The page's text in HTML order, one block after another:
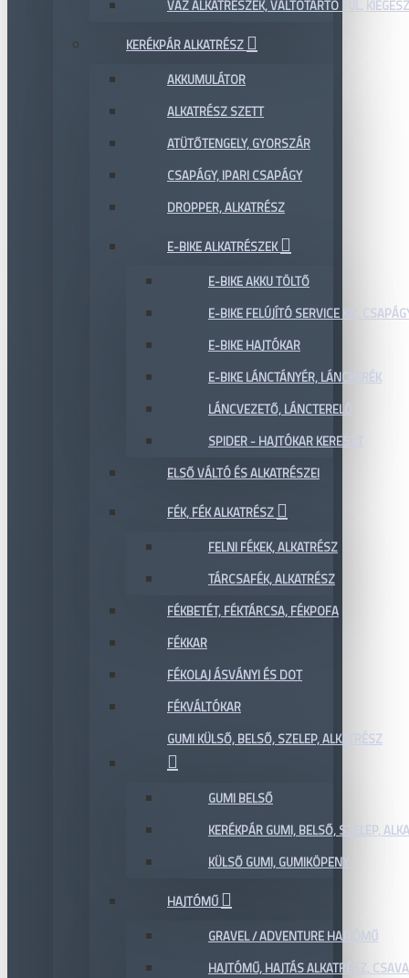
VÁZ ALKATRÉSZEK, VÁLTÓTARTÓ FÜL,
KERÉKPÁR ALKATRÉSZ
AKKUMULÁTOR
ALKATRÉSZ SZETT
ATÜTŐTENGELY, GYORSZÁR
CSAPÁGY, IPARI CSAPÁGY
DROPPER, ALKATRÉSZ
E-BIKE ALKATRÉSZEK
E-BIKE AKKU TÖLTŐ
E-BIKE FELÚJÍTÓ SERVICE KIT,
E-BIKE HAJTÓKAR
E-BIKE LÁNCTÁNYÉR, LÁNCKERÉK
LÁNCVEZETŐ, LÁNCTERELŐ
SPIDER - HAJTÓKAR KERESZT
ELSŐ VÁLTÓ ÉS ALKATRÉSZEI
FÉK, FÉK ALKATRÉSZ
FELNI FÉKEK, ALKATRÉSZ
TÁRCSAFÉK, ALKATRÉSZ
FÉKBETÉT, FÉKTÁRCSA, FÉKPOFA
FÉKKAR
FÉKOLAJ ÁSVÁNYI ÉS DOT
FÉKVÁLTÓKAR
GUMI KÜLSŐ, BELSŐ, SZELEP, ALKATRÉSZ
GUMI BELSŐ
KERÉKPÁR GUMI, BELSŐ, SZELEP,
KÜLSŐ GUMI, GUMIKÖPENY
HAJTÓMŰ
GRAVEL / ADVENTURE HAJTÓMŰ
HAJTÓMŰ, HAJTÁS ALKATRÉSZ,